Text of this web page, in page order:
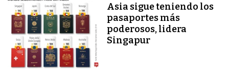
Asia sigue teniendo los
pasaportes más
poderosos, lidera
Singapur